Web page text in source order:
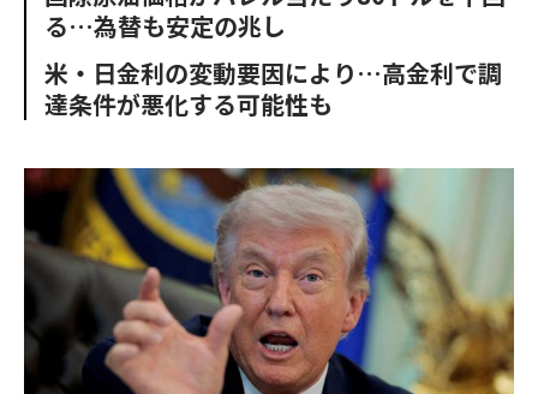
o
r
る…為替も安定の兆し
米・日金利の変動要因により…高金利で調
達条件が悪化する可能性も